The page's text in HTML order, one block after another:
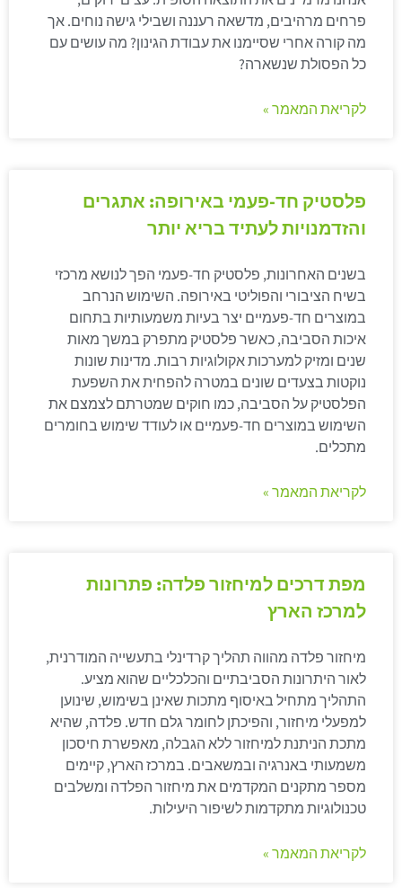
פרחים מרהיבים, מדשאה רעננה ושבילי גישה נוחים. אך
מה קורה אחרי שסיימנו את עבודת הגינון? מה עושים עם
כל הפסולת שנשארה?
לקריאת המאמר »
פלסטיק חד-פעמי באירופה: אתגרים
והזדמנויות לעתיד בריא יותר
בשנים האחרונות, פלסטיק חד-פעמי הפך לנושא מרכזי
בשיח הציבורי והפוליטי באירופה. השימוש הנרחב
במוצרים חד-פעמיים יצר בעיות משמעותיות בתחום
איכות הסביבה, כאשר פלסטיק מתפרק במשך מאות
שנים ומזיק למערכות אקולוגיות רבות. מדינות שונות
נוקטות בצעדים שונים במטרה להפחית את השפעת
הפלסטיק על הסביבה, כמו חוקים שמטרתם לצמצם את
השימוש במוצרים חד-פעמיים או לעודד שימוש בחומרים
מתכלים.
לקריאת המאמר »
מפת דרכים למיחזור פלדה: פתרונות
למרכז הארץ
מיחזור פלדה מהווה תהליך קרדינלי בתעשייה המודרנית,
לאור היתרונות הסביבתיים והכלכליים שהוא מציע.
התהליך מתחיל באיסוף מתכות שאינן בשימוש, שינוען
למפעלי מיחזור, והפיכתן לחומר גלם חדש. פלדה, שהיא
מתכת הניתנת למיחזור ללא הגבלה, מאפשרת חיסכון
משמעותי באנרגיה ובמשאבים. במרכז הארץ, קיימים
מספר מתקנים המקדמים את מיחזור הפלדה ומשלבים
טכנולוגיות מתקדמות לשיפור היעילות.
לקריאת המאמר »